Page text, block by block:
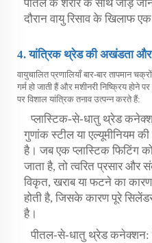
पीतल के शरीर के साथ जोड़े
दौरान वायु रिसाव के खिलाफ
4. यांत्रिक थ्रेड की अखंडता और
वायुचालित प्रणालियाँ बार-बार तापमान
गर्म हो जाती हैं और मशीनरी निष्क्रिय होने
पर विशाल यांत्रिक तनाव उत्पन्न करते हैं:
प्लास्टिक-से-धातु थ्रेड
गुणांक स्टील या एल्यूमीनियम
है। जब एक प्लास्टिक फिटिंग
जाता है, तो त्वरित प्रसार
विकृत, खराब या फटने का
होती है, जिसके कारण पूरे
है।
पीतल-से-धातु थ्रेड कनेक्शन: